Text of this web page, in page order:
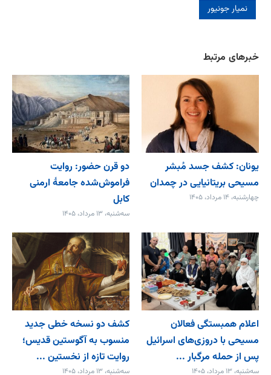
نمیار جونیور
خبرهای مرتبط
یونان: کشف جسد مُبشر
مسیحی بریتانیایی در چمدان
چهارشنبه، ۱۴ مرداد، ۱۴۰۵
دو قرن حضور: روایت
فراموش‌شده جامعۀ ارمنی
کابل
سه‌شنبه، ۱۳ مرداد، ۱۴۰۵
اعلام همبستگی فعالان
مسیحی با دروزی‌های اسرائیل
پس از حمله مرگبار ...
سه‌شنبه، ۱۳ مرداد، ۱۴۰۵
کشف دو نسخه خطی جدید
منسوب به آگوستین قدیس؛
روایت تازه از نخستین ...
سه‌شنبه، ۱۳ مرداد، ۱۴۰۵